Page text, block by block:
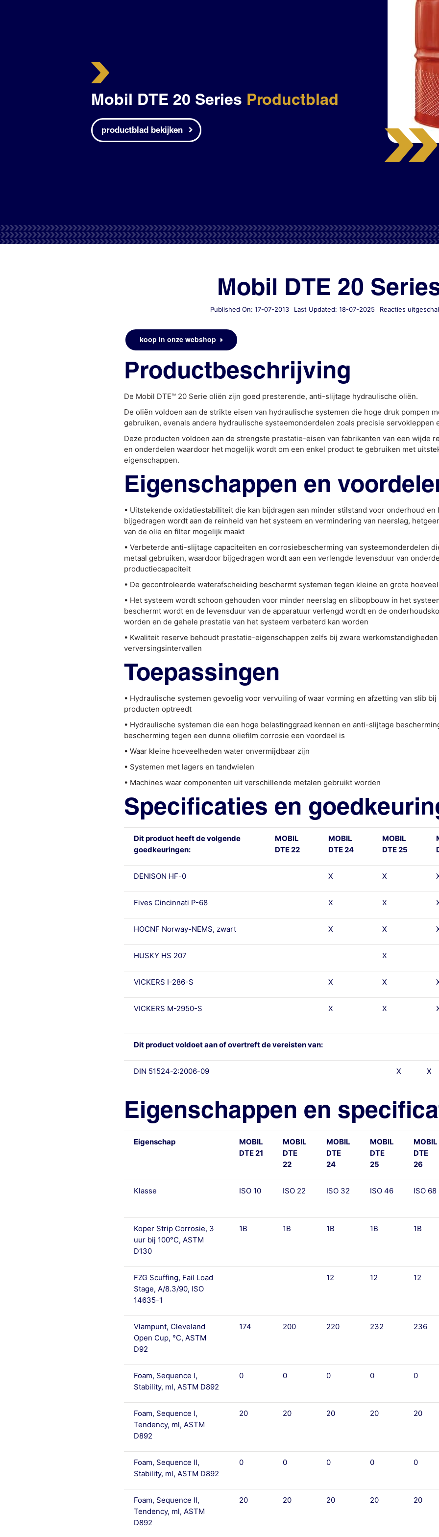
Mobil DTE 20 Series Productblad
productblad bekijken
Mobil DTE 20
Published On: 17-07-2013 Last Updated: 18-07-2025 Reacties
koop in onze webshop
Productbeschrijving
De Mobil DTE™ 20 Serie oliën zijn goed presterende, anti-slijtage hydraulische oliën.
De oliën voldoen aan de strikte eisen van hydraulische systemen die hoge druk pompen
gebruiken, evenals andere hydraulische systeemonderdelen zoals precisie servokleppen
Deze producten voldoen aan de strengste prestatie-eisen van fabrikanten van een wijde
en onderdelen waardoor het mogelijk wordt om een enkel product te gebruiken met
eigenschappen.
Eigenschappen en
• Uitstekende oxidatiestabiliteit die kan bijdragen aan minder stilstand voor onderhoud en
bijgedragen wordt aan de reinheid van het systeem en vermindering van neerslag,
van de olie en filter mogelijk maakt
• Verbeterde anti-slijtage capaciteiten en corrosiebescherming van systeemonderdelen
metaal gebruiken, waardoor bijgedragen wordt aan een verlengde levensduur van
productiecapaciteit
• De gecontroleerde waterafscheiding beschermt systemen tegen kleine en grote
• Het systeem wordt schoon gehouden voor minder neerslag en slibopbouw in het
beschermt wordt en de levensduur van de apparatuur verlengd wordt en de
worden en de gehele prestatie van het systeem verbeterd kan worden
• Kwaliteit reserve behoudt prestatie-eigenschappen zelfs bij zware
verversingsintervallen
Toepassingen
• Hydraulische systemen gevoelig voor vervuiling of waar vorming en afzetting van slib
producten optreedt
• Hydraulische systemen die een hoge belastinggraad kennen en anti-slijtage
bescherming tegen een dunne oliefilm corrosie een voordeel is
• Waar kleine hoeveelheden water onvermijdbaar zijn
• Systemen met lagers en tandwielen
• Machines waar componenten uit verschillende metalen gebruikt worden
Specificaties en
Dit product heeft de volgende
goedkeuringen:
MOBIL
DTE 22
MOBIL
DTE 24
MOBIL
DTE 25
DENISON HF-0 X X
Fives Cincinnati P-68 X X
HOCNF Norway-NEMS, zwart X X
HUSKY HS 207 X
VICKERS I-286-S X X
VICKERS M-2950-S X X
Dit product voldoet aan of overtreft de vereisten van:
DIN 51524-2:2006-09 X X
Eigenschappen en
Eigenschap
MOBIL
DTE 21
MOBIL
DTE
22
MOBIL
DTE
24
MOBIL
DTE
25
MOBIL
DTE
26
Klasse ISO 10 ISO 22 ISO 32 ISO 46 ISO 68
Koper Strip Corrosie, 3
uur bij 100°C, ASTM
D130
1B 1B 1B 1B 1B
FZG Scuffing, Fail Load
Stage, A/8.3/90, ISO
14635-1
12 12 12
Vlampunt, Cleveland
Open Cup, °C, ASTM
D92
174 200 220 232 236
Foam, Sequence I,
Stability, ml, ASTM D892
0 0 0 0 0
Foam, Sequence I,
Tendency, ml, ASTM
D892
20 20 20 20 20
Foam, Sequence II,
Stability, ml, ASTM D892
0 0 0 0 0
Foam, Sequence II,
Tendency, ml, ASTM
D892
20 20 20 20 20